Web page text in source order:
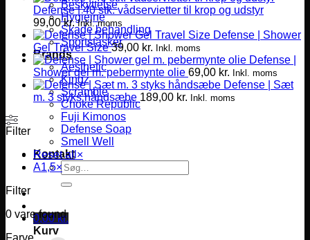
Beskyttelse
Hygiejne
Skade behandling
Sportstasker
Brands
Aesthetic
Kingz
Scramble
Choke Republic
Fuji Kimonos
Defense Soap
Smell Well
Kontakt
Søg
efter:
0,00 kr.
Kurv
Defense | 40 stk. vådservietter til krop og udstyr
99,00kr. Inkl. moms
Defense | Shower
Gel Travel Size 39,00 kr. Inkl. moms
Defense |
Shower gel m. pebermynte olie 69,00 kr. Inkl. moms
Defense | Sæt
m. 3 styks håndsæbe 189,00 kr. Inkl. moms
Filter
Reset all ×
A1,5×
Filter
0 vare found
Farve